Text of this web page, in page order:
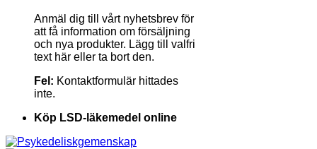
Anmäl dig till vårt nyhetsbrev för
att få information om försäljning
och nya produkter. Lägg till valfri
text här eller ta bort den.
Fel: Kontaktformulär hittades
inte.
Köp LSD-läkemedel online